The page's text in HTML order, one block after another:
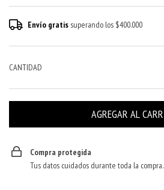
Envío gratis superando los $400.000
CANTIDAD
Compra protegida
Tus datos cuidados durante toda la compra.